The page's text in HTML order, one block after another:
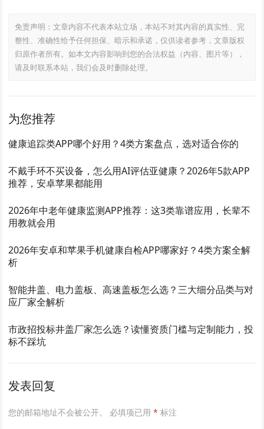
免责声明：文章内容不代表本站立场，本站不对其内容的真实性、完
整性、准确性给予任何担保、暗示和承诺，仅供读者参考，文章版权
归原作者所有。如本文内容影响到您的合法权益（内容、图片等），
请及时联系本站，我们会及时删除处理。
为您推荐
健康追踪类APP哪个好用？4类方案盘点，选对适合你的
不戴手环不买设备，怎么用AI评估亚健康？2026年5款APP
推荐，安卓苹果都能用
2026年中老年健康监测APP推荐：这3类靠谱应用，长辈不
用教就会用
2026年安卓和苹果手机健康自检APP哪家好？4类方案全解
析
智能井盖、电力盖板、高速盖板怎么选？三大细分品类与对
应厂家全解析
市政招投标井盖厂家怎么选？读懂资质门槛与定制能力，投
标不踩坑
发表回复
您的邮箱地址不会被公开。 必填项已用* 标注